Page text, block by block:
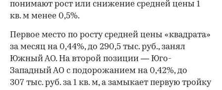
00:00 00:00
понимают рост или снижение средней цены 1
кв. м менее 0,5%.
Первое место по росту средней цены «квадрата»
за месяц на 0,44%, до 290,5 тыс. руб., занял
Южный АО. На второй позиции — Юго-
Западный АО с подорожанием на 0,42%, до
307 тыс. руб. за 1 кв. м, а замыкает первую тройку